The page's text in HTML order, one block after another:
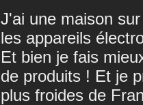
J'ai une maison
les appareils
Et bien je fais
de produits ! Et je
plus froides de